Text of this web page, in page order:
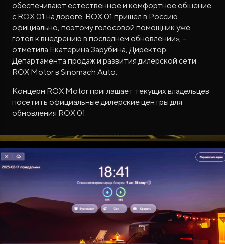
обеспечивают естественное и комфортное общение
с ROX 01 на дороге. ROX 01 пришел в Россию
официально, поэтому голосовой помощник уже
готов к внедрению в последнем обновлении», -
отметила Екатерина Зарубина, Директор
Департамента продаж и развития дилерской сети
ROX Motor в Sinomach Auto.
Концерн ROX Motor приглашает текущих владельцев
посетить официальные дилерские центры для
обновления ROX 01.